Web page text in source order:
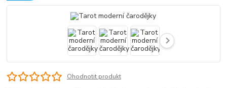
Ohodnotit produkt